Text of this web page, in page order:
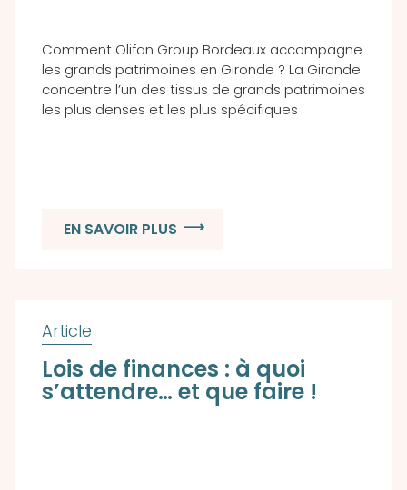
Comment Olifan Group Bordeaux accompagne
les grands patrimoines en Gironde ? La Gironde
concentre l’un des tissus de grands patrimoines
les plus denses et les plus spécifiques
EN SAVOIR PLUS
Lois de finances : à quoi
s’attendre… et que faire !